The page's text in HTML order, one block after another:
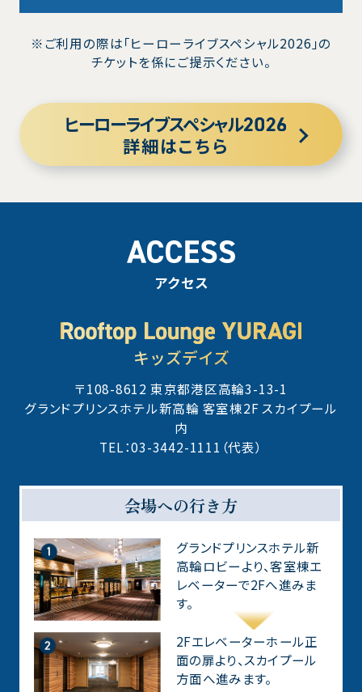
※ご利用の際は「ヒーローライブスペシャル2026」の
チケットを係にご提示ください。
ヒーローライブスペシャル
詳細はこちら
アクセス
キッズデイズ
〒108-8612 東京都港区高輪3-13-1
グランドプリンスホテル新高輪 客室棟2F スカイプール
内
TEL：03-3442-1111（代表）
会場への行き方
グランドプリンスホテル新
高輪ロビーより、客室棟エ
レベーターで2Fへ進みま
す。
2Fエレベーターホール正
面の扉より、スカイプール
方面へ進みます。